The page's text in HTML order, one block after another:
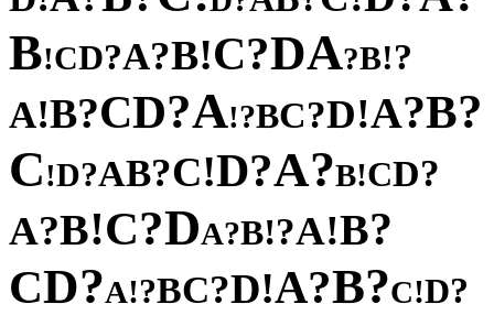
B!CD?A?B!C?DA?B!?
A!B?CD?A!?BC?D!A?B?
C!D?AB?C!D?A?B!CD?
A?B!C?DA?B!?A!B?
CD?A!?BC?D!A?B?C!D?